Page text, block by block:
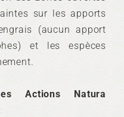
sur les apports
(aucun apport
et les espèces
Actions Natura